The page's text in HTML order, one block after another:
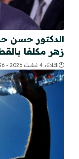
الدكتور حسن
زهر مكلفا
الثلاثاء 4 غشت 2026 - 20:56